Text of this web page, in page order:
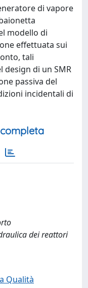
di vapore
modello di
effettuata sui
tali
di un SMR
passiva del
incidentali di
dei reattori
Qualità